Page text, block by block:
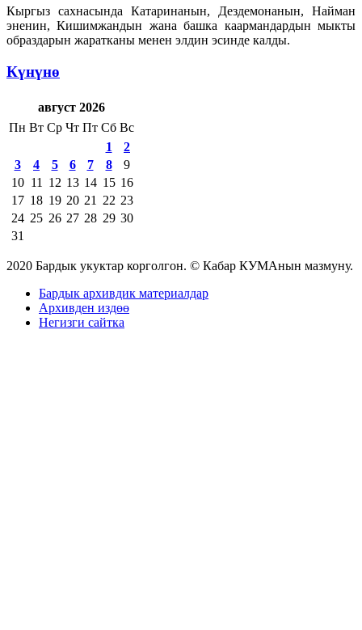
Кыргыз сахнасында Катаринанын, Дездемонанын, Найман
эненин, Кишимжандын жана башка каармандардын мыкты
образдарын жаратканы менен элдин эсинде калды.
Күнүнө
август 2026
Пн Вт Ср Чт Пт Сб Вс
1
2
3
4 5 6 7 8
9
10 11 12 13 14 15 16
17 18 19 20 21 22 23
24 25 26 27 28 29 30
31
2020 Бардык укуктар корголгон. © Кабар КУМАнын мазмуну.
Бардык архивдик материалдар
Архивден издөө
Негизги сайтка